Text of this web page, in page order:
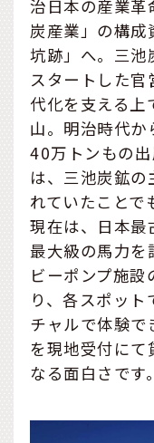
治日本の産業革
炭産業」の構成
坑跡」へ。三池
スタートした官
代化を支える上
山。明治時代
40万トンもの出
は、三池炭鉱
れていたことで
現在は、日本最
最大級の馬力
ビーポンプ施
り、各スポッ
チャルで体験で
を現地受付に
なる面白さです